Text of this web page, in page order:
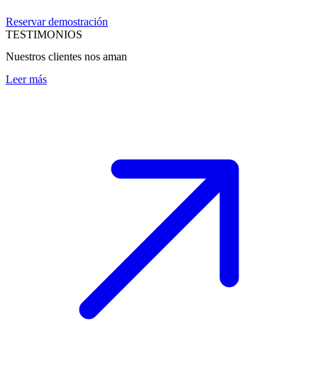
Reservar demostración
TESTIMONIOS
Nuestros clientes nos aman
Leer más